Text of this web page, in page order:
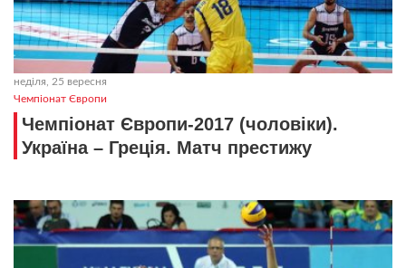
неділя, 25 вересня
Чемпіонат Європи
Чемпіонат Європи-2017 (чоловіки).
Україна – Греція. Матч престижу